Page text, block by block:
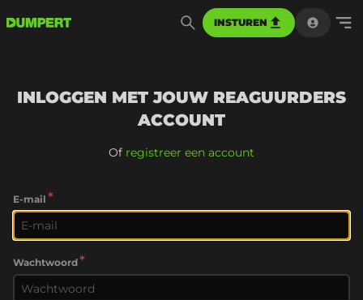
INSTUREN
INLOGGEN MET JOUW REAGUURDERS
ACCOUNT
Of registreer een account
E-mail *
Wachtwoord*